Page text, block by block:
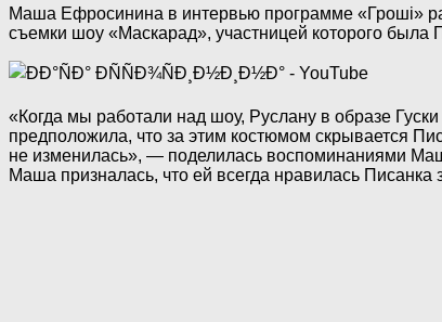
Маша Ефросинина в интервью программе «Гроші»
съемки шоу «Маскарад», участницей которого была
«Когда мы работали над шоу, Руслану в образе
предположила, что за этим костюмом скрывается
не изменилась», — поделилась воспоминаниями
Маша призналась, что ей всегда нравилась